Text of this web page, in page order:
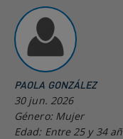
PAOLA GONZÁLEZ
30 jun. 2026
Género: Mujer
Edad: Entre 25 y 34